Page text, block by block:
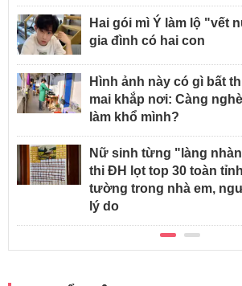
Hai gói mì Ý làm lộ "vết
gia đình có hai con
Hình ảnh này có gì bất
mai khắp nơi: Càng
làm khổ mình?
Nữ sinh từng "làng
thi ĐH lọt top 30 toàn
tường trong nhà em,
lý do